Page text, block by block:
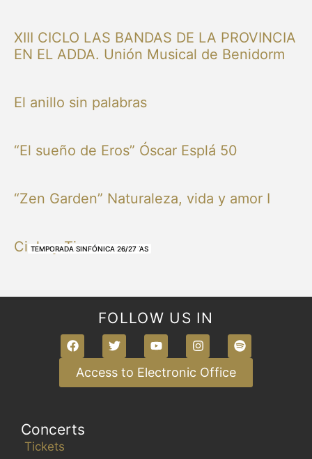
NUESTRAS BANDAS Y ORQUESTAS
NUESTRAS BANDAS Y ORQUESTAS
OTRAS MÚSICAS
NUESTRAS BANDAS Y ORQUESTAS
XIII CICLO LAS BANDAS DE LA PROVINCIA
EN EL ADDA. Unión Musical de Benidorm
NUESTRAS BANDAS Y ORQUESTAS
El anillo sin palabras
TEMPORADA SINFÓNICA 26/27
“El sueño de Eros” Óscar Esplá 50
TEMPORADA SINFÓNICA 26/27
“Zen Garden” Naturaleza, vida y amor I
TEMPORADA SINFÓNICA 26/27
Cielo y Tierra
TEMPORADA SINFÓNICA 26/27
FOLLOW US IN
Access to Electronic Office
Concerts
Tickets